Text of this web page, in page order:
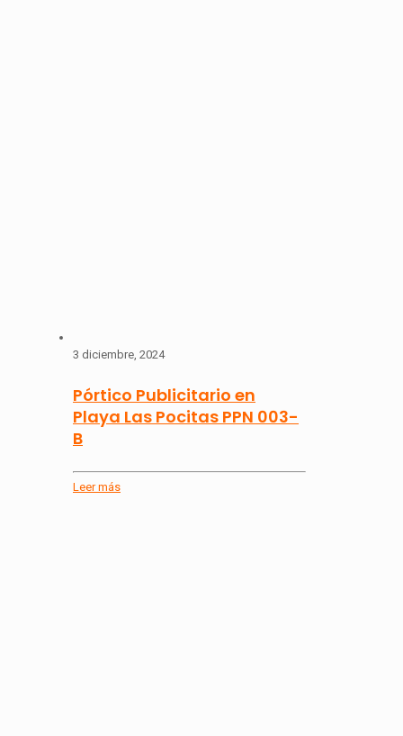
3 diciembre, 2024
Pórtico Publicitario en
Playa Las Pocitas PPN 003-
B
Leer más